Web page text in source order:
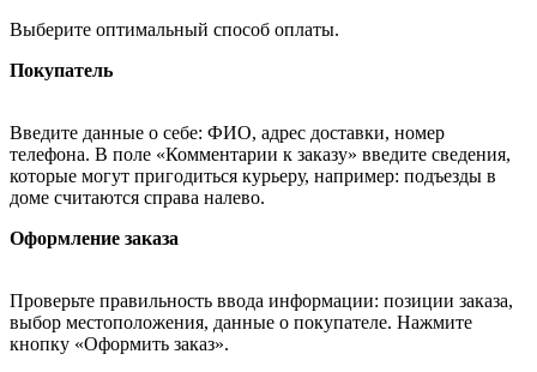
Выберите оптимальный способ оплаты.
Покупатель
Введите данные о себе: ФИО, адрес доставки, номер
телефона. В поле «Комментарии к заказу» введите сведения,
которые могут пригодиться курьеру, например: подъезды в
доме считаются справа налево.
Оформление заказа
Проверьте правильность ввода информации: позиции заказа,
выбор местоположения, данные о покупателе. Нажмите
кнопку «Оформить заказ».